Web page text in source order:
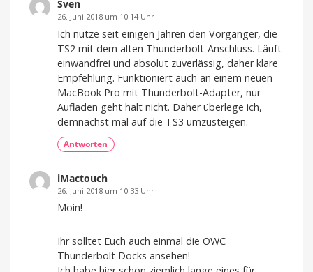
Fritz!Box
Sven
26. Juni 2018 um 10:14 Uhr
Ich nutze seit einigen Jahren den Vorgänger, die
TS2 mit dem alten Thunderbolt-Anschluss. Läuft
einwandfrei und absolut zuverlässig, daher klare
Empfehlung. Funktioniert auch an einem neuen
MacBook Pro mit Thunderbolt-Adapter, nur
Aufladen geht halt nicht. Daher überlege ich,
demnächst mal auf die TS3 umzusteigen.
Antworten
iMactouch
26. Juni 2018 um 10:33 Uhr
Moin!
Ihr solltet Euch auch einmal die OWC
Thunderbolt Docks ansehen!